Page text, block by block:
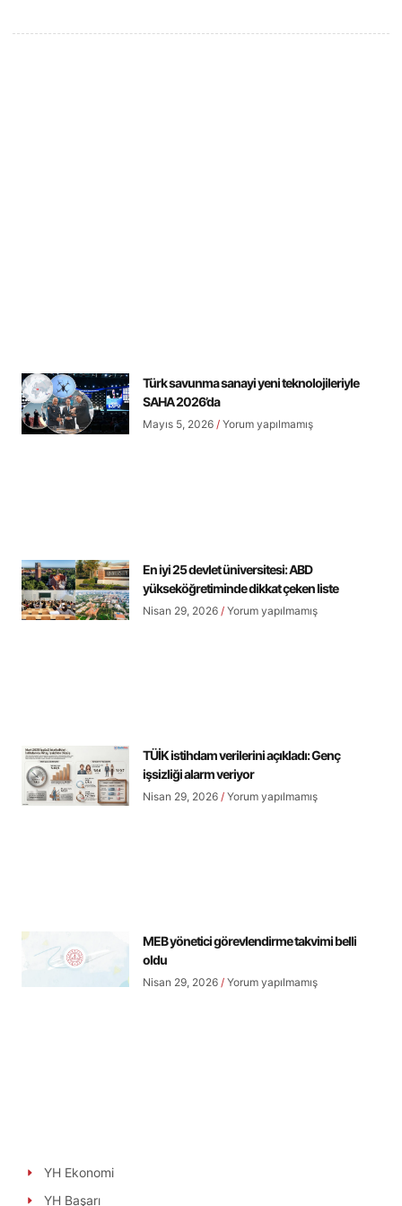
Türk savunma sanayi yeni teknolojileriyle
SAHA 2026’da
Mayıs 5, 2026 Yorum yapılmamış
En iyi 25 devlet üniversitesi: ABD
yükseköğretiminde dikkat çeken liste
Nisan 29, 2026 Yorum yapılmamış
TÜİK istihdam verilerini açıkladı: Genç
işsizliği alarm veriyor
Nisan 29, 2026 Yorum yapılmamış
MEB yönetici görevlendirme takvimi belli
oldu
Nisan 29, 2026 Yorum yapılmamış
YH Ekonomi
YH Başarı